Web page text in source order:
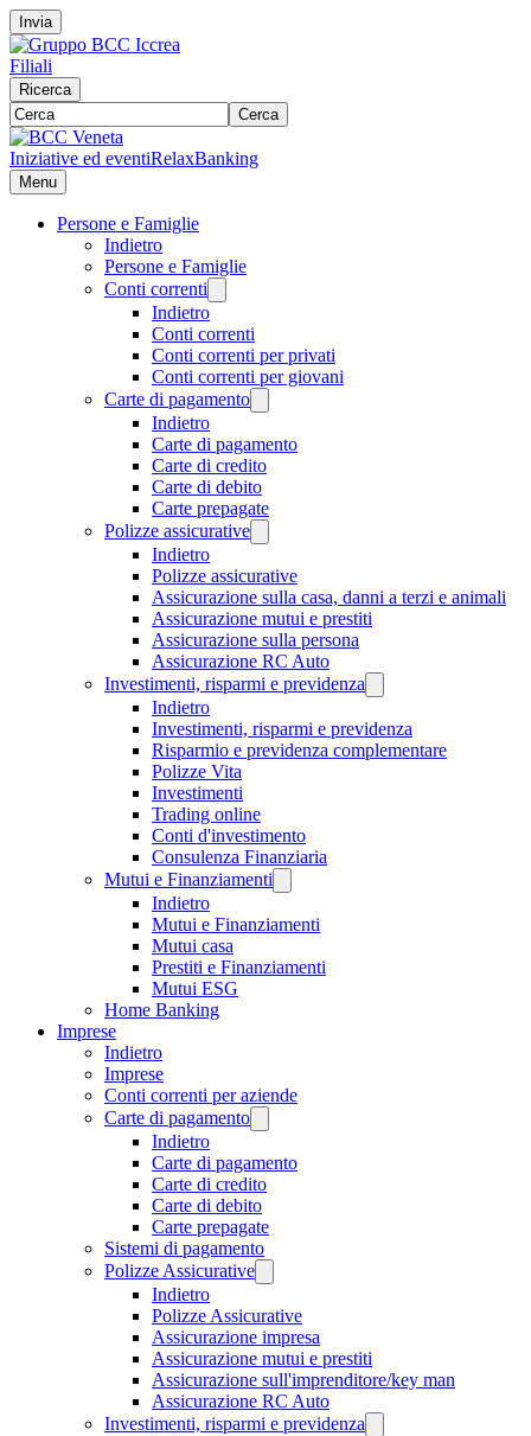
Invia
Filiali
Ricerca
Cerca
Iniziative ed eventiRelaxBanking
Menu
Persone e Famiglie
Indietro
Persone e Famiglie
Conti correnti
Indietro
Conti correnti
Conti correnti per privati
Conti correnti per giovani
Carte di pagamento
Indietro
Carte di pagamento
Carte di credito
Carte di debito
Carte prepagate
Polizze assicurative
Indietro
Polizze assicurative
Assicurazione sulla casa, danni a terzi e animali
Assicurazione mutui e prestiti
Assicurazione sulla persona
Assicurazione RC Auto
Investimenti, risparmi e previdenza
Indietro
Investimenti, risparmi e previdenza
Risparmio e previdenza complementare
Polizze Vita
Investimenti
Trading online
Conti d'investimento
Consulenza Finanziaria
Mutui e Finanziamenti
Indietro
Mutui e Finanziamenti
Mutui casa
Prestiti e Finanziamenti
Mutui ESG
Home Banking
Imprese
Indietro
Imprese
Conti correnti per aziende
Carte di pagamento
Indietro
Carte di pagamento
Carte di credito
Carte di debito
Carte prepagate
Sistemi di pagamento
Polizze Assicurative
Indietro
Polizze Assicurative
Assicurazione impresa
Assicurazione mutui e prestiti
Assicurazione sull'imprenditore/key man
Assicurazione RC Auto
Investimenti, risparmi e previdenza